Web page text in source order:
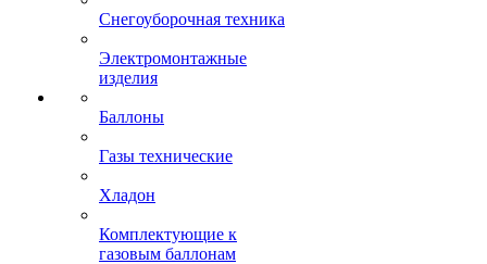
Снегоуборочная техника
Электромонтажные
изделия
Баллоны
Газы технические
Хладон
Комплектующие к
газовым баллонам